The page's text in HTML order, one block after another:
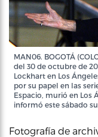
MAN06. BOGOTÁ
del 30 de octubre de
Lockhart en Los
por su papel en las
Espacio, murió en Los
informó este sábado
Fotografía de